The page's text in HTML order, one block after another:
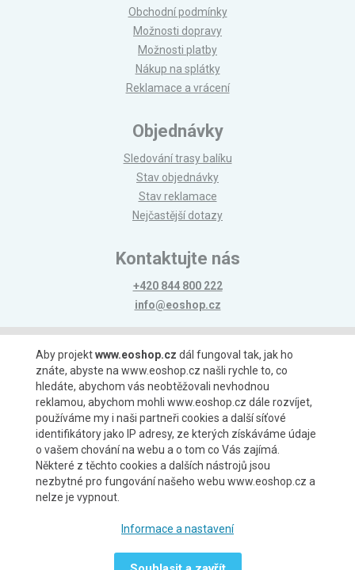
Obchodní podmínky
Možnosti dopravy
Možnosti platby
Nákup na splátky
Reklamace a vrácení
Objednávky
Sledování trasy balíku
Stav objednávky
Stav reklamace
Nejčastější dotazy
Kontaktujte nás
+420 844 800 222
info@eoshop.cz
Možnosti platby
Možnosti dopravy
Aby projektwww.eoshop.cz dál fungoval tak, jak ho
znáte, abyste na www.eoshop.cz našli rychle to, co
hledáte, abychom vás neobtěžovali nevhodnou
reklamou, abychom mohli www.eoshop.cz dále rozvíjet,
používáme my i naši partneři cookies a další síťové
identifikátory jako IP adresy, ze kterých získáváme údaje
o vašem chování na webu a o tom co Vás zajímá.
Některé z těchto cookies a dalších nástrojů jsou
nezbytné pro fungování našeho webu www.eoshop.cz a
nelze je vypnout.
Informace a nastavení